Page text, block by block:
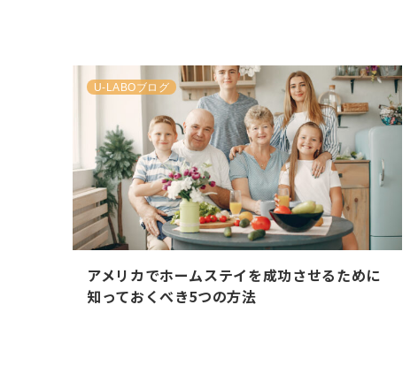
U-LABOブログ
アメリカでホームステイを成功させるために
知っておくべき5つの方法